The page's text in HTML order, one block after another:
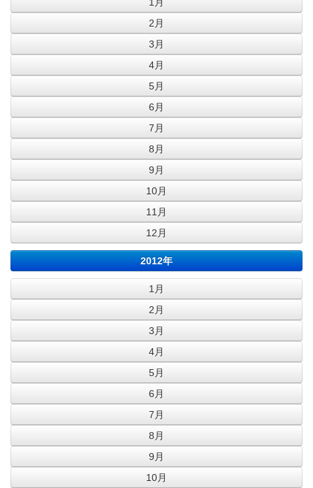
1月
2月
3月
4月
5月
6月
7月
8月
9月
10月
11月
12月
2012年
1月
2月
3月
4月
5月
6月
7月
8月
9月
10月